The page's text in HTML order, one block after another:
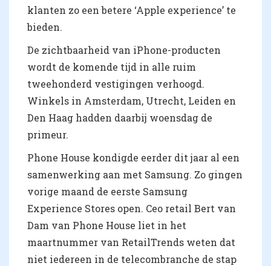
klanten zo een betere ‘Apple experience’ te
bieden.
De zichtbaarheid van iPhone-producten
wordt de komende tijd in alle ruim
tweehonderd vestigingen verhoogd.
Winkels in Amsterdam, Utrecht, Leiden en
Den Haag hadden daarbij woensdag de
primeur.
Phone House kondigde eerder dit jaar al een
samenwerking aan met Samsung. Zo gingen
vorige maand de eerste Samsung
Experience Stores open. Ceo retail Bert van
Dam van Phone House liet in het
maartnummer van RetailTrends weten dat
niet iedereen in de telecombranche de stap